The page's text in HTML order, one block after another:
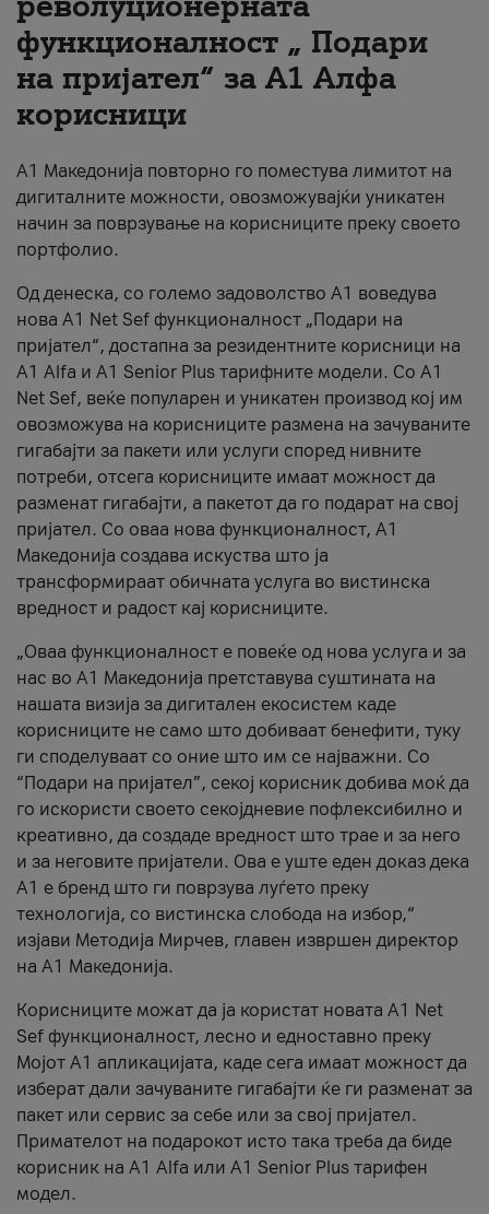
За нас
#ПодобарОнлајн
функционалност „ Подари
на пријател“ за А1 Алфа
корисници
А1 Македонија повторно го поместува лимитот на
дигиталните можности, овозможувајќи уникатен
начин за поврзување на корисниците преку своето
портфолио.
Од денеска, со големо задоволство А1 воведува
нова A1 Net Sef функционалност „Подари на
пријател“, достапна за резидентните корисници на
А1 Alfa и A1 Senior Plus тарифните модели. Со A1
Net Sef, веќе популарен и уникатен производ кој им
овозможува на корисниците размена на зачуваните
гигабајти за пакети или услуги според нивните
потреби, отсега корисниците имаат можност да
разменат гигабајти, а пакетот да го подарат на свој
пријател. Со оваа нова функционалност, А1
Македонија создава искуства што ја
трансформираат обичната услуга во вистинска
вредност и радост кај корисниците.
„Оваа функционалност е повеќе од нова услуга и за
нас во А1 Македонија претставува суштината на
нашата визија за дигитален екосистем каде
корисниците не само што добиваат бенефити, туку
ги споделуваат со оние што им се најважни. Со
“Подари на пријател”, секој корисник добива моќ да
го искористи своето секојдневие пофлексибилно и
креативно, да создаде вредност што трае и за него
и за неговите пријатели. Ова е уште еден доказ дека
А1 е бренд што ги поврзува луѓето преку
технологија, со вистинска слобода на избор,“
изјави Методија Мирчев, главен извршен директор
на А1 Македонија.
Корисниците можат да ја користат новата А1 Net
Sef функционалност, лесно и едноставно преку
Мојот А1 апликацијата, каде сега имаат можност да
изберат дали зачуваните гигабајти ќе ги разменат за
пакет или сервис за себе или за свој пријател.
Примателот на подарокот исто така треба да биде
корисник на А1 Alfa или A1 Senior Plus тарифен
модел.